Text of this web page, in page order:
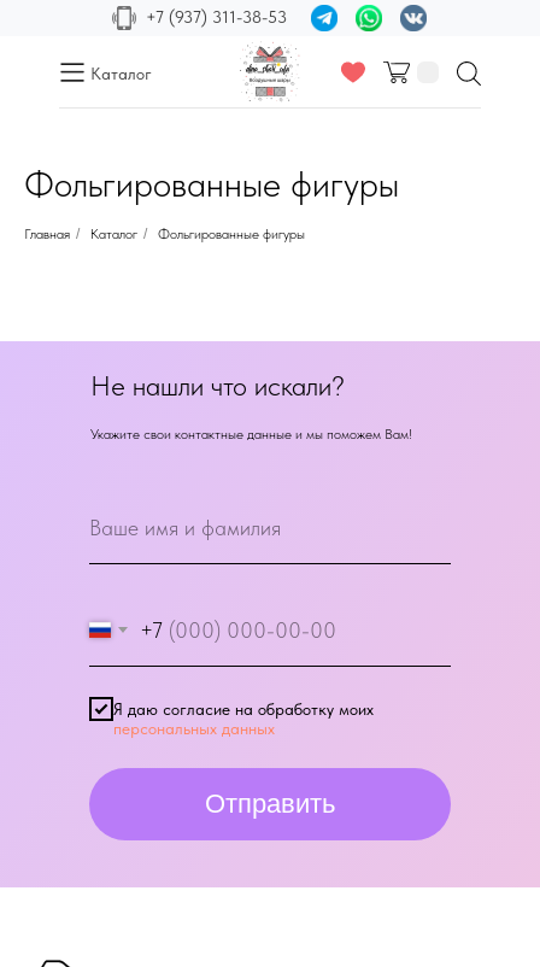
+7 (937) 311-38-53
Каталог
Фольгированные фигуры
Главная / Каталог / Фольгированные фигуры
+7
Я даю согласие на обработку моих
персональных данных
Отправить
Не нашли что искали?
Укажите свои контактные данные и мы поможем Вам!